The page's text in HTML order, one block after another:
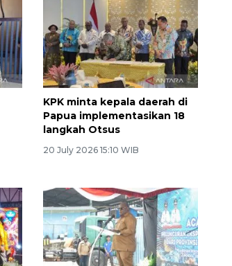
KPK minta kepala daerah di
Papua implementasikan 18
langkah Otsus
20 July 2026 15:10 WIB